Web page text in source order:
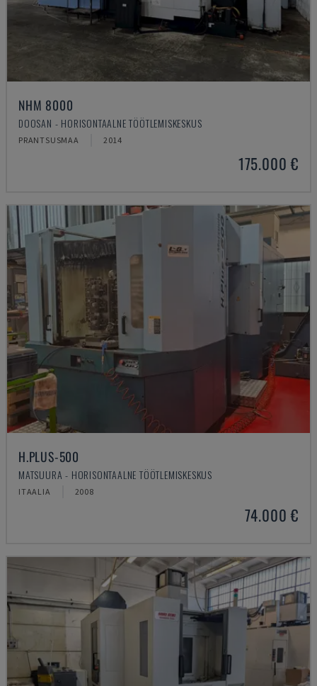
NHM 8000
DOOSAN - HORISONTAALNE TÖÖTLEMISKESKUS
PRANTSUSMAA 2014
175.000 €
H.PLUS-500
MATSUURA - HORISONTAALNE TÖÖTLEMISKESKUS
ITAALIA 2008
74.000 €